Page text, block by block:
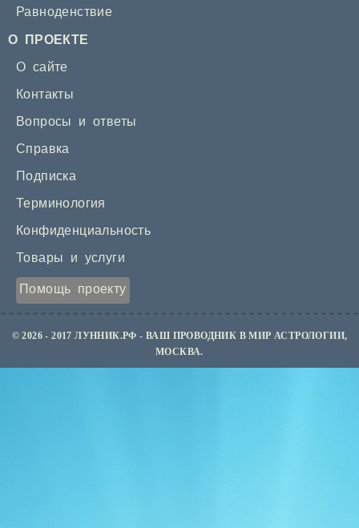
Равноденствие
О ПРОЕКТЕ
О сайте
Контакты
Вопросы и ответы
Справка
Подписка
Терминология
Конфиденциальность
Товары и услуги
Помощь проекту
© 2026 - 2017 ЛУННИК.РФ - ВАШ ПРОВОДНИК В МИР АСТРОЛОГИИ,
МОСКВА.